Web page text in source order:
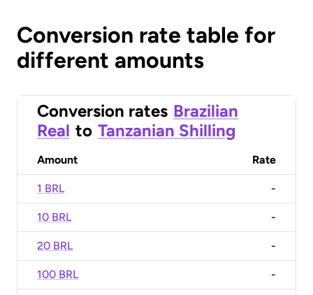
Conversion rate table for
different amounts
Conversion rates Brazilian
Real to Tanzanian Shilling
Amount Rate
1 BRL -
10 BRL -
20 BRL -
100 BRL -